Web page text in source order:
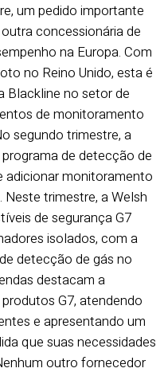
um pedido importante
concessionária de
na Europa. Com
no Reino Unido, esta é
Blackline no setor de
de monitoramento
segundo trimestre, a
de detecção de
adicionar monitoramento
trimestre, a Welsh
de segurança G7
isolados, com a
detecção de gás no
destacam a
G7, atendendo
e apresentando um
que suas necessidades
outro fornecedor